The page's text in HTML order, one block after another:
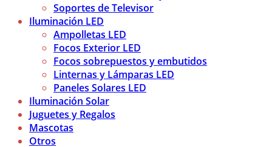
Soportes de Televisor
Iluminación LED
Ampolletas LED
Focos Exterior LED
Focos sobrepuestos y embutidos
Linternas y Lámparas LED
Paneles Solares LED
Iluminación Solar
Juguetes y Regalos
Mascotas
Otros